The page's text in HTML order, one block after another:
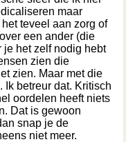
maar
teveel aan zorg of
een ander (die
je het zelf nodig hebt
zien die
zien. Maar met die
Ik betreur dat. Kritisch
oordelen heeft niets
Dat is gewoon
snap je de
niet meer.